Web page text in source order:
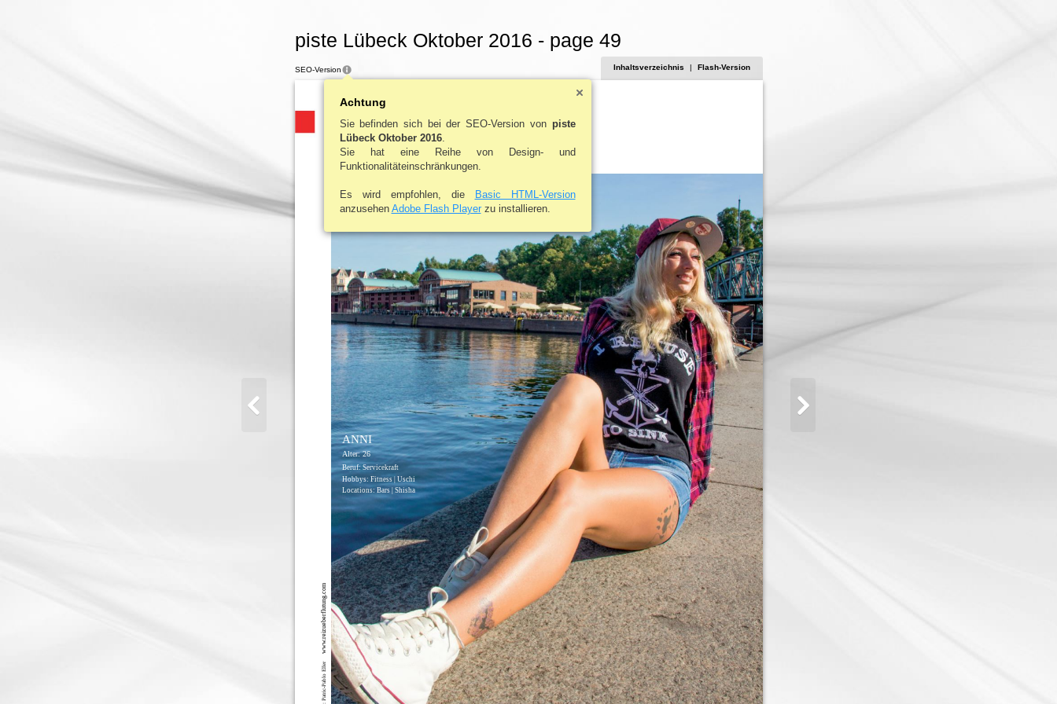
piste Lübeck Oktober 2016 - page 49
Foto: Patric-Pablo Eller
www.reizueberflutung.com
AUF DER PISTE
FOTOS | EVENTS | HALLOWEEN | WEIHNACHTSFEIER
ANNI
Alter: 26
Beruf: Servicekraft
Hobbys: Fitness | Uschi
Locations: Bars | Shisha
SEO-Version
Achtung
Sie befinden sich bei der SEO-Version von piste
Lübeck Oktober 2016.
Sie hat eine Reihe von Design- und
Funktionalitäteinschränkungen.
Es wird empfohlen, die Basic HTML-Version
anzusehen Adobe Flash Playerzu installieren.
Inhaltsverzeichnis | Flash-Version